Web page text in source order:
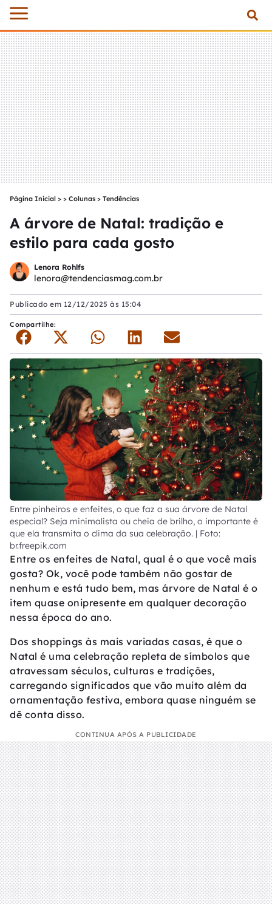
Página Inicial > Colunas > Tendências
A árvore de Natal: tradição e
estilo para cada gosto
Lenora Rohlfs
lenora@tendenciasmag.com.br
Publicado em 12/12/2025 às 15:04
Compartilhe:
Entre pinheiros e enfeites, o que faz a sua árvore de Natal
especial? Seja minimalista ou cheia de brilho, o importante é
que ela transmita o clima da sua celebração. | Foto:
br.freepik.com
Entre os enfeites de Natal, qual é o que você mais
gosta? Ok, você pode também não gostar de
nenhum e está tudo bem, mas árvore de Natal é o
item quase onipresente em qualquer decoração
nessa época do ano.
Dos shoppings às mais variadas casas, é que o
Natal é uma celebração repleta de símbolos que
atravessam séculos, culturas e tradições,
carregando significados que vão muito além da
ornamentação festiva, embora quase ninguém se
dê conta disso.
CONTINUA APÓS A PUBLICIDADE